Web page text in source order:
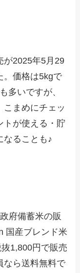
が2025年5月29
。価格は5kgで
多いですが、
こまめにチェッ
トが使える・貯
なることも♪
府備蓄米の販
国産ブレンド米
1,800円で販売
なら送料無料で